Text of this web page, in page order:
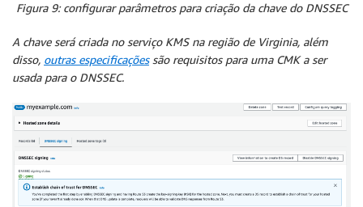
Figura 9: configurar parâmetros para criação da chave do DNSSEC
A chave será criada no serviço KMS na região de Virginia, além
disso, outras especificaçõessão requisitos para uma CMK a ser
usada para o DNSSEC.